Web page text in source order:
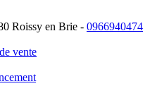
Roissy en Brie - 0966940474
vente